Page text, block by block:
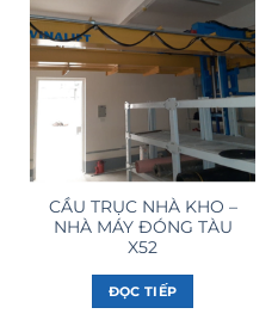
CẦU TRỤC NHÀ KHO –
NHÀ MÁY ĐÓNG TÀU
X52
ĐỌC TIẾP